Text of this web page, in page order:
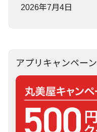
2026年7月4日
アプリキャンペーン